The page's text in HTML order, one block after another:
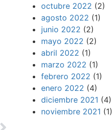
octubre 2022 (2)
agosto 2022 (1)
junio 2022 (2)
mayo 2022 (2)
abril 2022 (1)
marzo 2022 (1)
febrero 2022 (1)
enero 2022 (4)
diciembre 2021 (4)
noviembre 2021 (1)